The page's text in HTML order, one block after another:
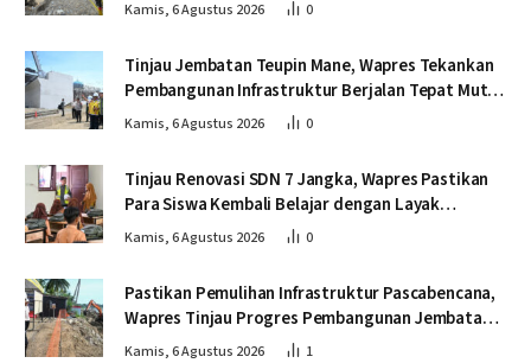
Kamis, 6 Agustus 2026 0
Tinjau Jembatan Teupin Mane, Wapres Tekankan
Pembangunan Infrastruktur Berjalan Tepat Mutu
dan Tepat Waktu
Kamis, 6 Agustus 2026 0
Tinjau Renovasi SDN 7 Jangka, Wapres Pastikan
Para Siswa Kembali Belajar dengan Layak
Pascabencana
Kamis, 6 Agustus 2026 0
Pastikan Pemulihan Infrastruktur Pascabencana,
Wapres Tinjau Progres Pembangunan Jembatan
Krueng Tingkeum Bireuen
Kamis, 6 Agustus 2026 1